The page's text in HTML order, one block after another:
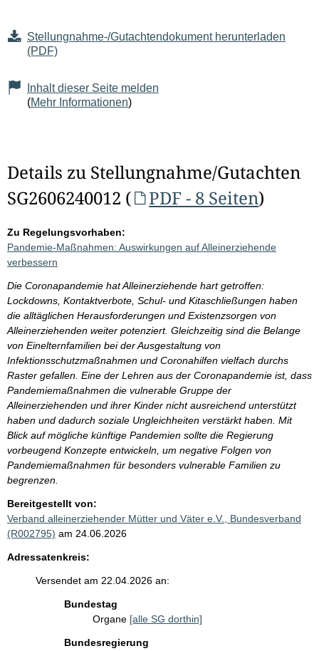
Stellungnahme-/Gutachtendokument herunterladen
(PDF)
Inhalt dieser Seite melden
(Mehr Informationen)
Details zu Stellungnahme/Gutachten
SG2606240012 (
PDF - 8 Seiten)
Zu Regelungsvorhaben:
Pandemie-Maßnahmen: Auswirkungen auf Alleinerziehende
verbessern
Die Coronapandemie hat Alleinerziehende hart getroffen:
Lockdowns, Kontaktverbote, Schul- und Kitaschließungen haben
die alltäglichen Herausforderungen und Existenzsorgen von
Alleinerziehenden weiter potenziert. Gleichzeitig sind die Belange
von Einelternfamilien bei der Ausgestaltung von
Infektionsschutzmaßnahmen und Coronahilfen vielfach durchs
Raster gefallen. Eine der Lehren aus der Coronapandemie ist, dass
Pandemiemaßnahmen die vulnerable Gruppe der
Alleinerziehenden und ihrer Kinder nicht ausreichend unterstützt
haben und dadurch soziale Ungleichheiten verstärkt haben. Mit
Blick auf mögliche künftige Pandemien sollte die Regierung
vorbeugend Konzepte entwickeln, um negative Folgen von
Pandemiemaßnahmen für besonders vulnerable Familien zu
begrenzen.
Bereitgestellt von:
Verband alleinerziehender Mütter und Väter e.V., Bundesverband
(R002795) am 24.06.2026
Adressatenkreis:
Versendet am 22.04.2026 an:
Bundestag
Organe [alle SG dorthin]
Bundesregierung